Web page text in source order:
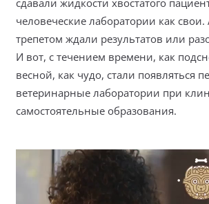
сдавали жидкости хвостатого
человеческие лаборатории как свои.
трепетом ждали результатов или
И вот, с течением времени, как
весной, как чудо, стали появляться
ветеринарные лаборатории при
самостоятельные образования.